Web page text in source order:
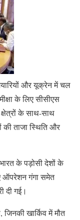
और यूक्रेन में चल
के लिए सीसीएस
क्षेत्रों के साथ-साथ
की ताजा स्थिति और
के पड़ोसी देशों के
ऑपरेशन गंगा समेत
दी गई।
जिनकी खार्किव में मौत